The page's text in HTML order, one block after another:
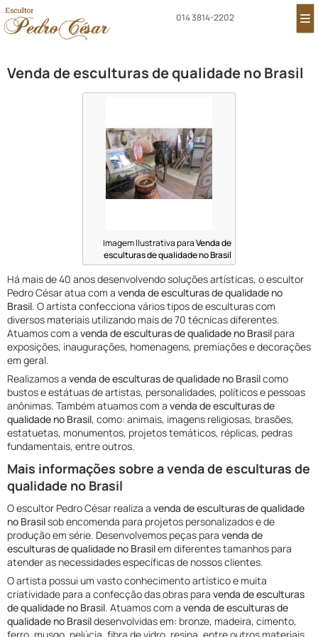
014 3814-2202
Venda de esculturas de qualidade no Brasil
Imagem Ilustrativa paraVenda de
esculturas de qualidade no Brasil
Há mais de 40 anos desenvolvendo soluções artísticas, o escultor
Pedro César atua com a venda de esculturas de qualidade no
Brasil. O artista confecciona vários tipos de esculturas com
diversos materiais utilizando mais de 70 técnicas diferentes.
Atuamos com a venda de esculturas de qualidade no Brasil para
exposições, inaugurações, homenagens, premiações e decorações
em geral.
Realizamos a venda de esculturas de qualidade no Brasilcomo
bustos e estátuas de artistas, personalidades, políticos e pessoas
anônimas. Também atuamos com a venda de esculturas de
qualidade no Brasil, como: animais, imagens religiosas, brasões,
estatuetas, monumentos, projetos temáticos, réplicas, pedras
fundamentais, entre outros.
Mais informações sobre a venda de esculturas de
qualidade no Brasil
O escultor Pedro César realiza a venda de esculturas de qualidade
no Brasilsob encomenda para projetos personalizados e de
produção em série. Desenvolvemos peças para venda de
esculturas de qualidade no Brasilem diferentes tamanhos para
atender as necessidades específicas de nossos clientes.
O artista possui um vasto conhecimento artístico e muita
criatividade para a confecção das obras para venda de esculturas
de qualidade no Brasil. Atuamos com a venda de esculturas de
qualidade no Brasildesenvolvidas em: bronze, madeira, cimento,